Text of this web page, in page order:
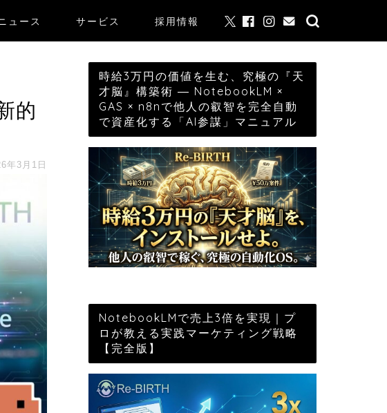
ュース サービス 採用情報
的
年3月1日
時給3万円の価値を生む、究極の『天
才脳』構築術 ― NotebookLM ×
GAS × n8nで他人の叡智を完全自動
で資産化する「AI参謀」マニュアル
NotebookLMで売上3倍を実現｜プ
ロが教える実践マーケティング戦略
【完全版】